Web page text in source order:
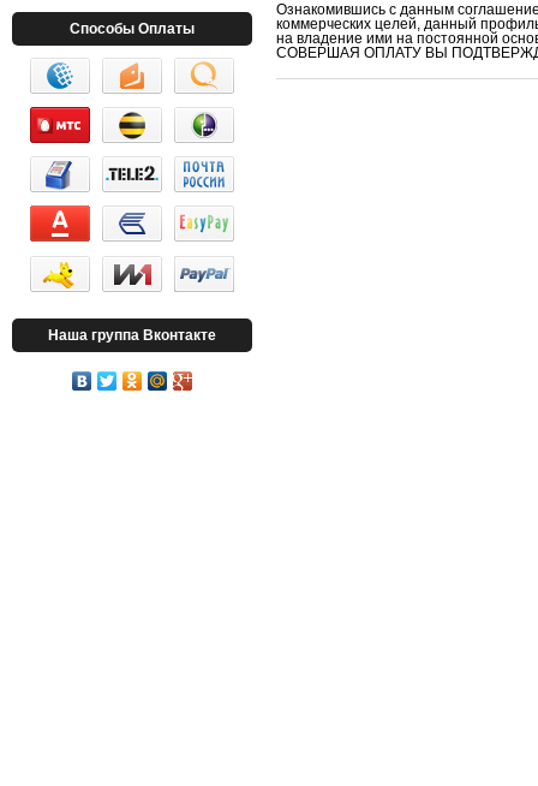
Способы Оплаты
Наша группа Вконтакте
Ознакомившись с данным
коммерческих целей, данный
на владение ими на постоянной
СОВЕРШАЯ ОПЛАТУ ВЫ